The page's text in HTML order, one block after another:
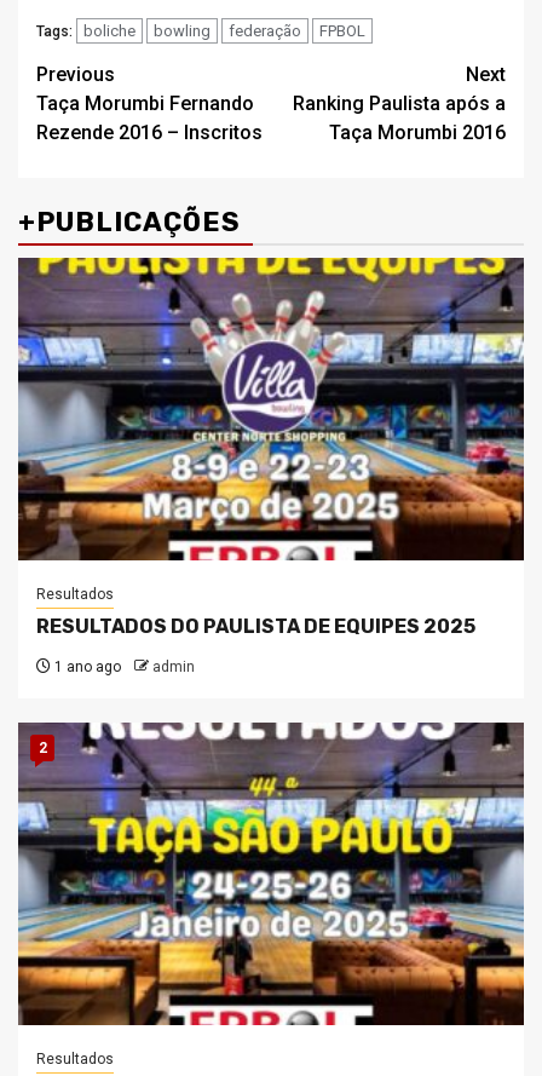
Tags: boliche bowling federação FPBOL
Post
navigation
Previous
Taça Morumbi Fernando
Rezende 2016 – Inscritos
Next
Ranking Paulista após a
Taça Morumbi 2016
+PUBLICAÇÕES
Resultados
RESULTADOS DO PAULISTA DE EQUIPES 2025
1 ano ago admin
2
Resultados